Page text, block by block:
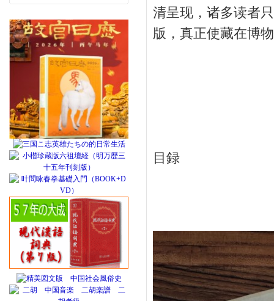
清呈现，诸多读者
版，真正使藏在博
目録